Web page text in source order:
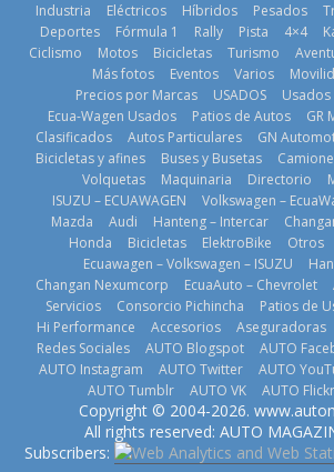
BMW, Toyota,
Bosch y
prueban flota
que usa
gasolina 100%
renovable
25 de julio de
2026
La Vuelta al
Ecuador 2026,
edición 47ª,
recorre 7
provincias en 8
días
1 de agosto de
2026
La FEDAK
recibe 12
Sinotruk
Industria Eléctricos Híbridos Pesados
Deportes
Fórmula 1 Rally Pista 4×4
Ciclismo
Motos Bicicletas Turismo
Más fotos
Eventos Varios
Precios por Marcas
USADOS
Ecua-Wagen Usados
Patios de Autos GR
Clasificados
Autos Particulares GN
Bicicletas y afines
Buses y Busetas
Volquetas
Maquinaria Directorio
ISUZU – ECUAWAGEN
Volkswagen –
Mazda
Audi Hanteng – Intercar
Honda
Bicicletas ElektroBike Otros
Ecuawagen – Volkswagen – ISUZU
Changan Nexumcorp
EcuaAuto – Chevrolet
Servicios
Consorcio Pichincha Patios de
Hi Performance
Accesorios Aseguradoras
Redes Sociales
AUTO Blogspot AUTO
AUTO Instagram
AUTO Twitter AUTO
AUTO Tumblr
AUTO VK AUTO Flickr
Copyright © 2004-2026.
All rights reserved: AUTO
Subscribers: